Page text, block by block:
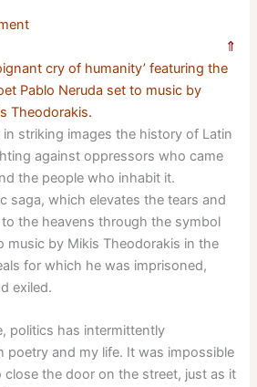
⇑
cry of humanity’ featuring the
Pablo Neruda set to music by
Theodorakis.
in striking images the history of Latin
against oppressors who came
the people who inhabit it.
saga, which elevates the tears and
the heavens through the symbol
music by Mikis Theodorakis in the
for which he was imprisoned,
exiled.
politics has intermittently
poetry and my life. It was impossible
close the door on the street, just as it